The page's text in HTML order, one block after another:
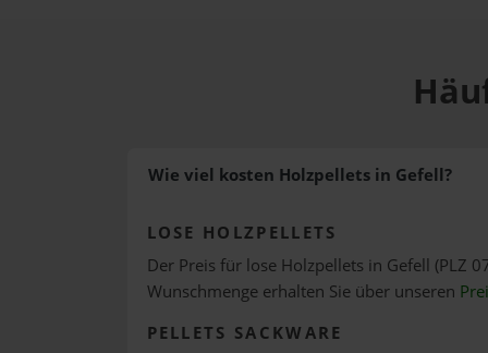
Wie viel kosten Holzpellets in Gefell?
LOSE HOLZPELLETS
Der Preis für lose Holzpellets in Gefell (PLZ
Wunschmenge erhalten Sie über unseren
PELLETS SACKWARE